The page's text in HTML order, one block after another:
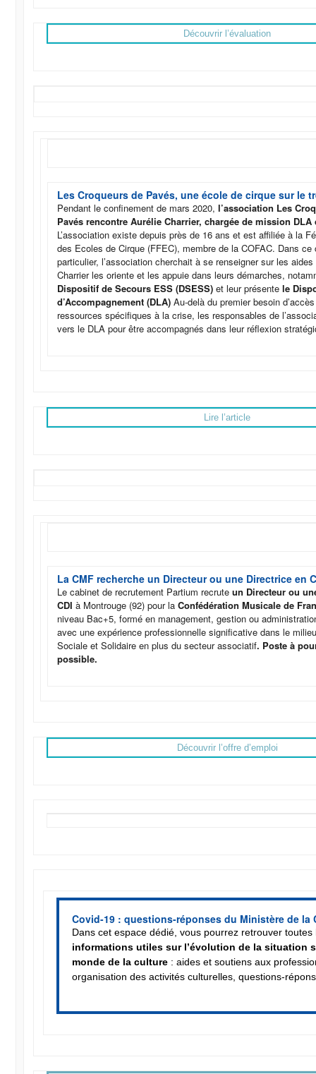
Découvrir l’évaluation
Les Croqueurs de Pavés, une école de cirque sur le
Pendant le confinement de mars 2020,l’association Les
Pavés rencontre Aurélie Charrier, chargée de mission
L’association existe depuis près de 16 ans et est affiliée à la
des Ecoles de Cirque (FFEC), membre de la COFAC. Dans
particulier, l’association cherchait à se renseigner sur les
Charrier les oriente et les appuie dans leurs démarches,
Dispositif de Secours ESS (DSESS) et leur présentele
d’Accompagnement (DLA) Au-delà du premier besoin
ressources spécifiques à la crise, les responsables de
vers le DLA pour être accompagnés dans leur réflexion
Lire l’article
La CMF recherche un Directeur ou une Directrice en
Le cabinet de recrutement Partium recruteun Directeur ou
CDIà Montrouge (92) pour laConfédération Musicale de
niveau Bac+5, formé en management, gestion ou
avec une expérience professionnelle significative dans le
Sociale et Solidaire en plus du secteur associatif. Poste à
possible.
Découvrir l’offre d’emploi
Covid-19 : questions-réponses du Ministère de la
Dans cet espace dédié, vous pourrez retrouver toutes
informations utiles sur l’évolution de la situation
monde de la culture : aides et soutiens aux
organisation des activités culturelles, questions-